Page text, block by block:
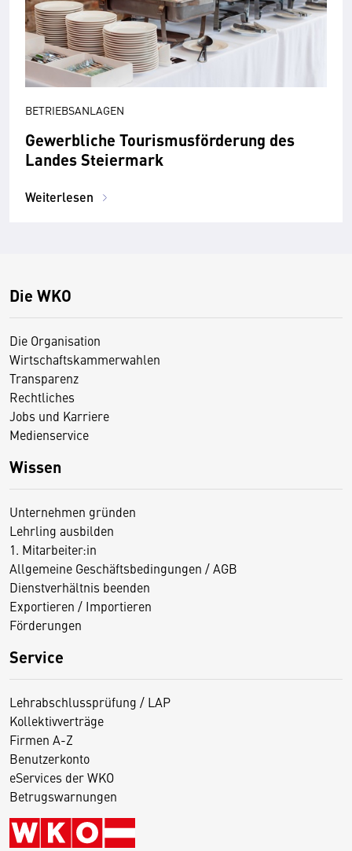
BETRIEBSANLAGEN
Gewerbliche Tourismusförderung des
Landes Steiermark
Weiterlesen
Die WKO
Die Organisation
Wirtschaftskammerwahlen
Transparenz
Rechtliches
Jobs und Karriere
Medienservice
Wissen
Unternehmen gründen
Lehrling ausbilden
1. Mitarbeiter:in
Allgemeine Geschäftsbedingungen / AGB
Dienstverhältnis beenden
Exportieren / Importieren
Förderungen
Service
Lehrabschlussprüfung / LAP
Kollektivverträge
Firmen A-Z
Benutzerkonto
eServices der WKO
Betrugswarnungen